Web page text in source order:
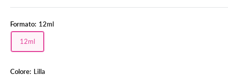
Formato: 12ml
12ml
Colore: Lilla